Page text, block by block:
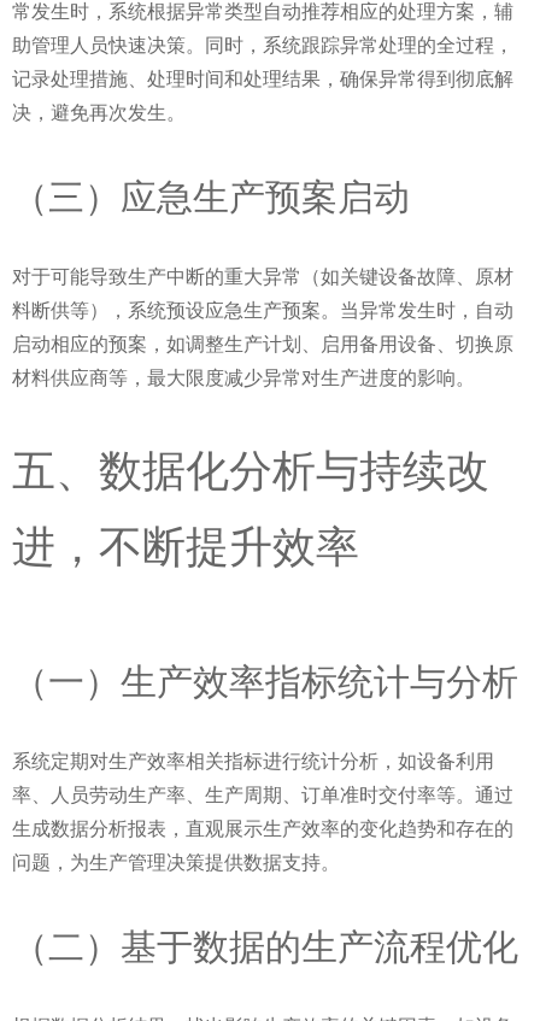
常发生时，系统根据异常类型自动推荐相应的处理方案，辅
助管理人员快速决策。同时，系统跟踪异常处理的全过程，
记录处理措施、处理时间和处理结果，确保异常得到彻底解
决，避免再次发生。
（三）应急生产预案启动
对于可能导致生产中断的重大异常（如关键设备故障、原材
料断供等），系统预设应急生产预案。当异常发生时，自动
启动相应的预案，如调整生产计划、启用备用设备、切换原
材料供应商等，最大限度减少异常对生产进度的影响。
五、数据化分析与持续改
进，不断提升效率
（一）生产效率指标统计与分析
系统定期对生产效率相关指标进行统计分析，如设备利用
率、人员劳动生产率、生产周期、订单准时交付率等。通过
生成数据分析报表，直观展示生产效率的变化趋势和存在的
问题，为生产管理决策提供数据支持。
（二）基于数据的生产流程优化